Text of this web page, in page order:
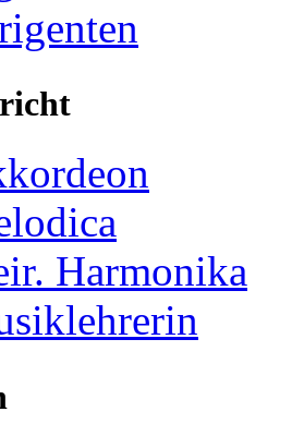
Harmonika